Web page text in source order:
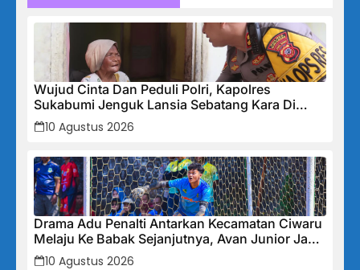
Wujud Cinta Dan Peduli Polri, Kapolres
Sukabumi Jenguk Lansia Sebatang Kara Di
Cisolok
10 Agustus 2026
Drama Adu Penalti Antarkan Kecamatan Ciwaru
Melaju Ke Babak Sejanjutnya, Avan Junior Jadi
Penentu Kemenangan
10 Agustus 2026